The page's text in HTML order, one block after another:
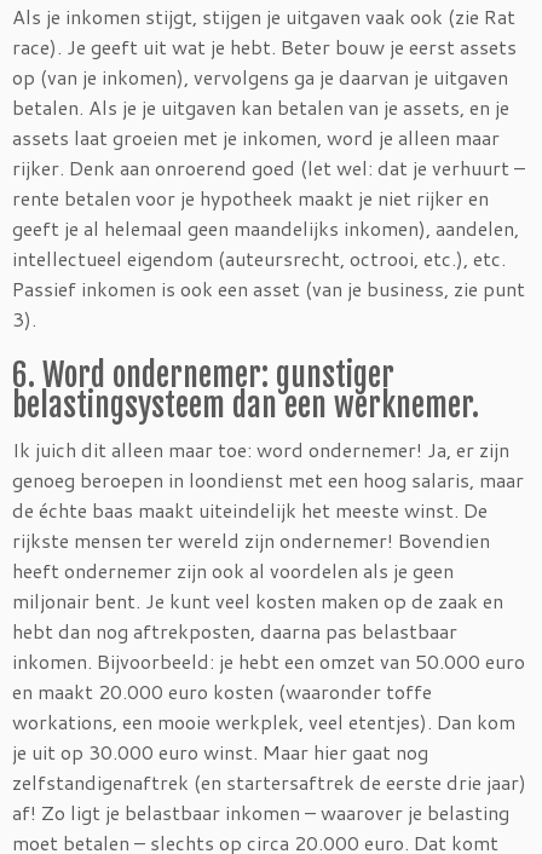
Als je inkomen stijgt, stijgen je uitgaven vaak ook (zie Rat
race). Je geeft uit wat je hebt. Beter bouw je eerst assets
op (van je inkomen), vervolgens ga je daarvan je uitgaven
betalen. Als je je uitgaven kan betalen van je assets, en je
assets laat groeien met je inkomen, word je alleen maar
rijker. Denk aan onroerend goed (let wel: dat je verhuurt –
rente betalen voor je hypotheek maakt je niet rijker en
geeft je al helemaal geen maandelijks inkomen), aandelen,
intellectueel eigendom (auteursrecht, octrooi, etc.), etc.
Passief inkomen is ook een asset (van je business, zie punt
3).
6. Word ondernemer: gunstiger
belastingsysteem dan een werknemer.
Ik juich dit alleen maar toe: word ondernemer! Ja, er zijn
genoeg beroepen in loondienst met een hoog salaris, maar
de échte baas maakt uiteindelijk het meeste winst. De
rijkste mensen ter wereld zijn ondernemer! Bovendien
heeft ondernemer zijn ook al voordelen als je geen
miljonair bent. Je kunt veel kosten maken op de zaak en
hebt dan nog aftrekposten, daarna pas belastbaar
inkomen. Bijvoorbeeld: je hebt een omzet van 50.000 euro
en maakt 20.000 euro kosten (waaronder toffe
workations, een mooie werkplek, veel etentjes). Dan kom
je uit op 30.000 euro winst. Maar hier gaat nog
zelfstandigenaftrek (en startersaftrek de eerste drie jaar)
af! Zo ligt je belastbaar inkomen – waarover je belasting
moet betalen – slechts op circa 20.000 euro. Dat komt